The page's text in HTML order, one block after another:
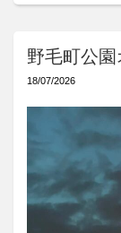
野毛町公
18/07/2026